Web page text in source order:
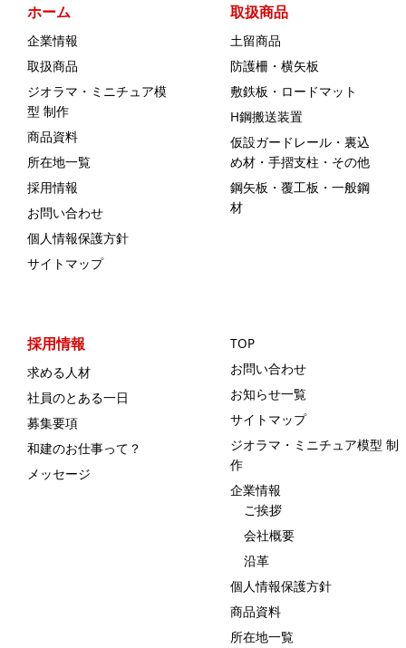
ホーム
企業情報
取扱商品
ジオラマ・ミニチュア模
型 制作
商品資料
所在地一覧
採用情報
お問い合わせ
個人情報保護方針
サイトマップ
取扱商品
土留商品
防護柵・横矢板
敷鉄板・ロードマット
H鋼搬送装置
仮設ガードレール・裏込
め材・手摺支柱・その他
鋼矢板・覆工板・一般鋼
材
採用情報
求める人材
社員のとある一日
募集要項
和建のお仕事って？
メッセージ
TOP
お問い合わせ
お知らせ一覧
サイトマップ
ジオラマ・ミニチュア模型 制
作
企業情報
ご挨拶
会社概要
沿革
個人情報保護方針
商品資料
所在地一覧